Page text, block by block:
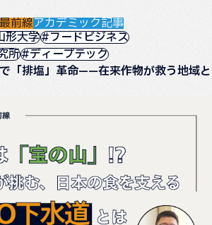
前線アカデミック記事
形大学#フードビジネス
所#ディープテック
「排塩」革命——在来作物が救う地域と